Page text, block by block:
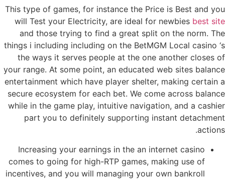
This type of games, for instance the Price is Best and you
will Test your Electricity, are ideal for newbies best site
and those trying to find a great split on the norm. The
things i including including on the BetMGM Local casino ‘s
the ways it serves people at the one another closes of
your range. At some point, an educated web sites balance
entertainment which have player shelter, making certain a
secure ecosystem for each bet. We come across balance
while in the game play, intuitive navigation, and a cashier
part you to definitely supporting instant detachment
actions.
Increasing your earnings in the an internet casino
comes to going for high-RTP games, making use of
incentives, and you will managing your own bankroll